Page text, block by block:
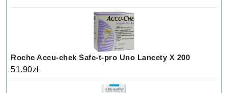
Roche Accu-chek Safe-t-pro Uno Lancety X 200
51.90zł